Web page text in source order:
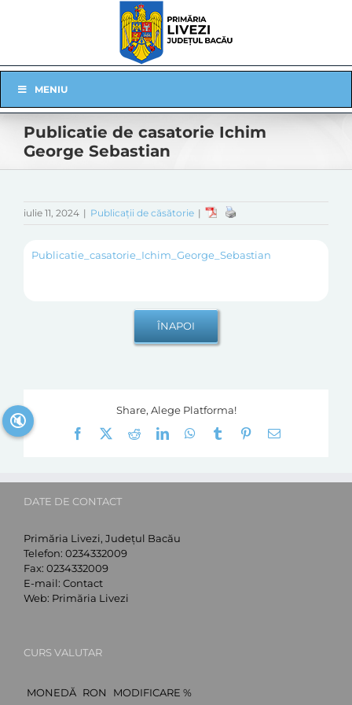
Navigation
MENIU
Publicatie de casatorie Ichim
George Sebastian
iulie 11, 2024 | Publicații de căsătorie |
Publicatie_casatorie_Ichim_George_Sebastian
Share, Alege Platforma!
Facebook
RedditLinkedInWhatsApp
Tumblr Pinterest
E-
DATE DE CONTACT
Primăria Livezi, Județul Bacău
Telefon: 0234332009
Fax: 0234332009
E-mail: Contact
Web: Primăria Livezi
CURS VALUTAR
MONEDĂ RON
MODIFICARE %
🔇